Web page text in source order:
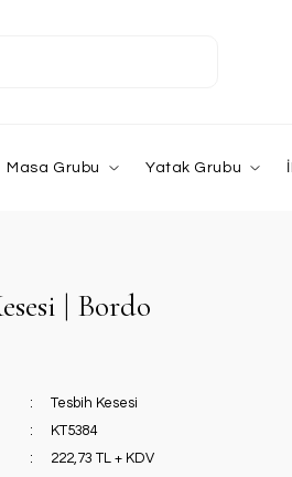
Masa Grubu Yatak Grubu
| Bordo
Tesbih Kesesi
KT5384
222,73 TL + KDV